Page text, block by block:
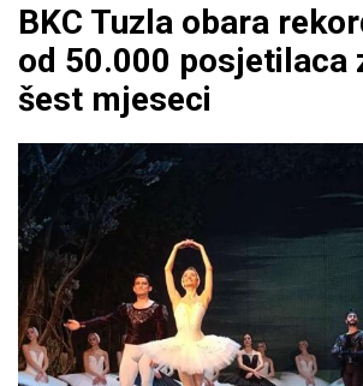
BKC Tuzla obara
od 50.000 posjetilaca
šest mjeseci